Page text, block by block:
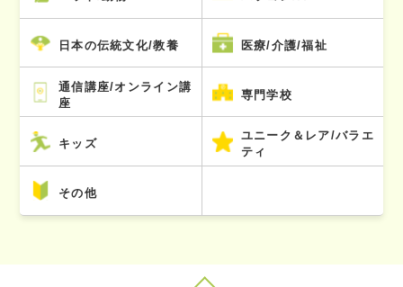
日本の伝統文化/教養 医療/介護/福祉
通信講座/オンライン講
座
専門学校
キッズ
ユニーク＆レア/バラエ
ティ
その他